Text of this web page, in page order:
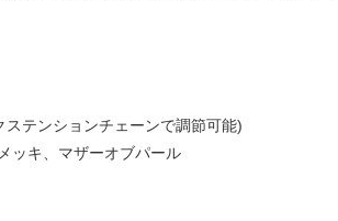
テンションチェーンで調節可能)
ッキ、マザーオブパール